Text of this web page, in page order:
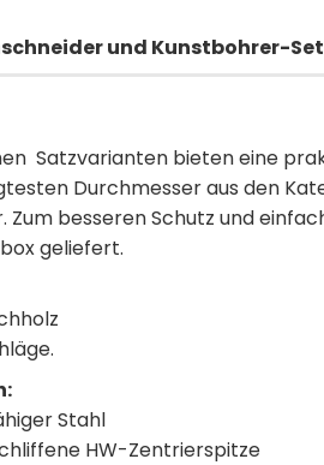
und Kunstbohrer-
Satzvarianten bieten eine
Durchmesser aus den
Zum besseren Schutz und
geliefert.
Stahl
HW-Zentrierspitze